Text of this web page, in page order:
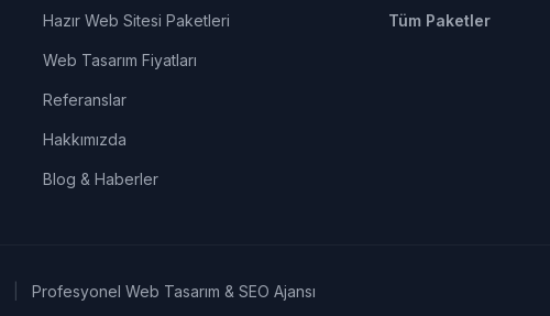
Hazır Web Sitesi Paketleri
Web Tasarım Fiyatları
Referanslar
Hakkımızda
Blog & Haberler
Tüm Paketler
Profesyonel Web Tasarım & SEO Ajansı